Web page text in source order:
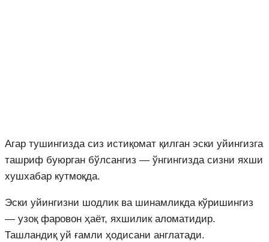
Агар тушингизда сиз истиқомат қилган эски уйингизга
ташриф буюрган бўлсангиз — ўнгингизда сизни яхши
хушхабар кутмоқда.
Эски уйингизни шодлик ва шинамликда кўришингиз
— узоқ фаровон ҳаёт, яхшилик аломатидир.
Ташландиқ уй ғамли ҳодисани англатади.